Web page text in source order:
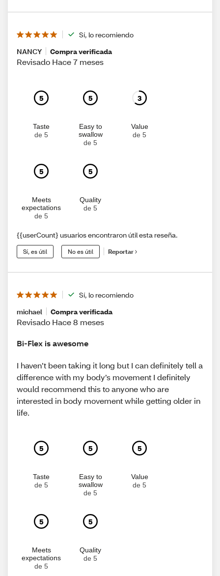
Sí, lo recomiendo
NANCY
Compra verificada
Revisado Hace 7 meses
5
Taste
de 5
5
Easy to
swallow
de 5
3
Value
de 5
5
Meets
expectations
de 5
5
Quality
de 5
{{userCount} usuarios encontraron útil esta reseña.
Sí, es útil No es útil Reportar
Sí, lo recomiendo
michael
Compra verificada
Revisado Hace 8 meses
Bi-Flex is awesome
I haven’t been taking it long but I can definitely tell a
difference with my body’s movement I definitely
would recommend this to anyone who are
interested in body movement while getting older in
life.
5
Taste
de 5
5
Easy to
swallow
de 5
5
Value
de 5
5
Meets
expectations
de 5
5
Quality
de 5